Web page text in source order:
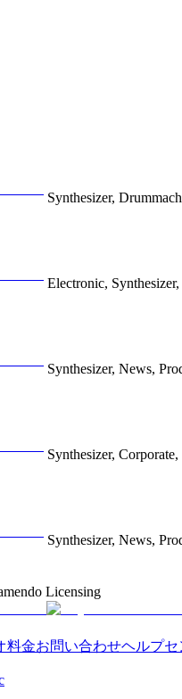
Synthesizer,
Electronic,
Synthesizer, News,
Synthesizer,
Synthesizer, News,
Licensing
料金お問い合わせヘルプセ